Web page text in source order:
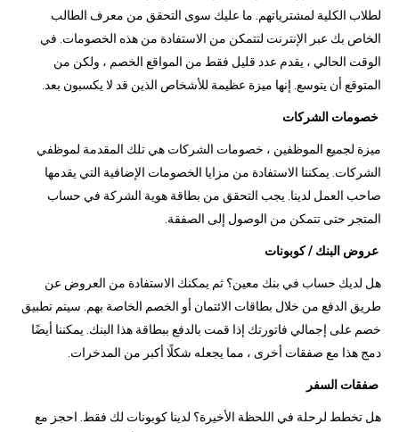
لطلاب الكلية لمشترياتهم. ما عليك سوى التحقق من معرف الطالب
الخاص بك عبر الإنترنت لتتمكن من الاستفادة من هذه الخصومات. في
الوقت الحالي ، يقدم عدد قليل فقط من المواقع الخصم ، ولكن من
المتوقع أن يتوسع. إنها ميزة عظيمة للأشخاص الذين قد لا يكسبون بعد.
خصومات الشركات
ميزة لجميع الموظفين ، خصومات الشركات هي تلك المقدمة لموظفي
الشركات. يمكننا الاستفادة من مزايا الخصومات الإضافية التي يقدمها
صاحب العمل لدينا. يجب التحقق من بطاقة هوية الشركة في حساب
المتجر حتى تتمكن من الوصول إلى الصفقة.
عروض البنك / كوبونات
هل لديك حساب في بنك معين؟ ثم يمكنك الاستفادة من العروض عن
طريق الدفع من خلال بطاقات الائتمان أو الخصم الخاصة بهم. سيتم تطبيق
خصم على إجمالي فاتورتك إذا قمت بالدفع ببطاقة هذا البنك. يمكننا أيضًا
دمج هذا مع صفقات أخرى ، مما يجعله شكلًا أكبر من المدخرات.
صفقات السفر
هل تخطط لرحلة في اللحظة الأخيرة؟ لدينا كوبونات لك فقط. احجز مع